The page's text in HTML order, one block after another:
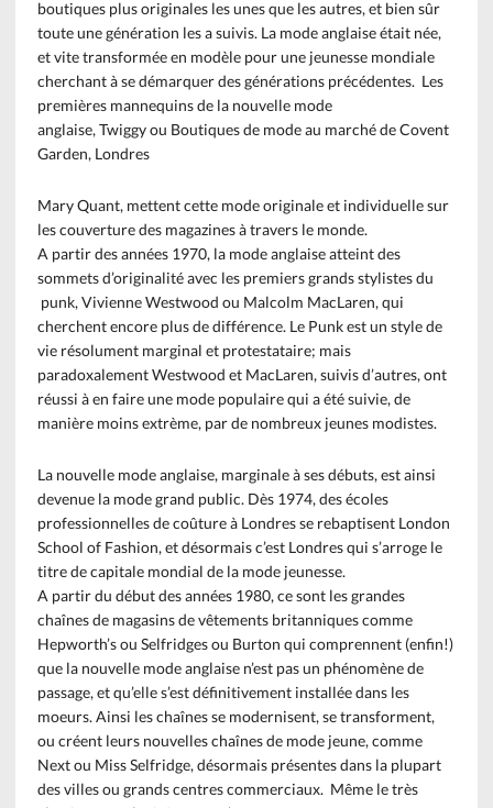
boutiques plus originales les unes que les autres, et bien sûr
toute une génération les a suivis. La mode anglaise était née,
et vite transformée en modèle pour une jeunesse mondiale
cherchant à se démarquer des générations précédentes. Les
premières mannequins de la nouvelle mode
anglaise, Twiggy ou Boutiques de mode au marché de Covent
Garden, Londres
Mary Quant, mettent cette mode originale et individuelle sur
les couverture des magazines à travers le monde.
A partir des années 1970, la mode anglaise atteint des
sommets d’originalité avec les premiers grands stylistes du
punk, Vivienne Westwood ou Malcolm MacLaren, qui
cherchent encore plus de différence. Le Punk est un style de
vie résolument marginal et protestataire; mais
paradoxalement Westwood et MacLaren, suivis d’autres, ont
réussi à en faire une mode populaire qui a été suivie, de
manière moins extrème, par de nombreux jeunes modistes.
La nouvelle mode anglaise, marginale à ses débuts, est ainsi
devenue la mode grand public. Dès 1974, des écoles
professionnelles de coûture à Londres se rebaptisent London
School of Fashion, et désormais c’est Londres qui s’arroge le
titre de capitale mondial de la mode jeunesse.
A partir du début des années 1980, ce sont les grandes
chaînes de magasins de vêtements britanniques comme
Hepworth’s ou Selfridges ou Burton qui comprennent (enfin!)
que la nouvelle mode anglaise n’est pas un phénomène de
passage, et qu’elle s’est définitivement installée dans les
moeurs. Ainsi les chaînes se modernisent, se transforment,
ou créent leurs nouvelles chaînes de mode jeune, comme
Next ou Miss Selfridge, désormais présentes dans la plupart
des villes ou grands centres commerciaux. Même le très